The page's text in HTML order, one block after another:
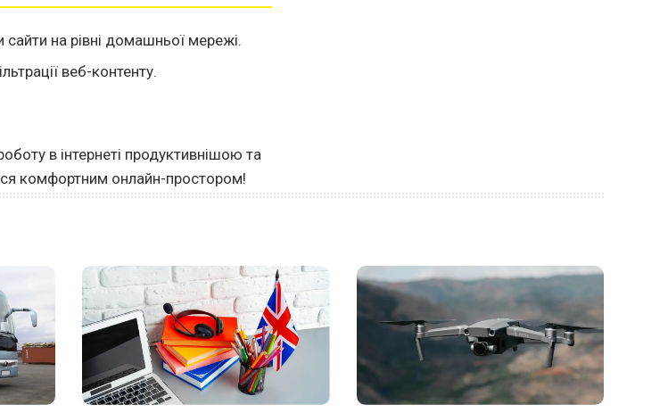
на рівні домашньої мережі.
веб-контенту.
в інтернеті продуктивнішою та
комфортним онлайн-простором!